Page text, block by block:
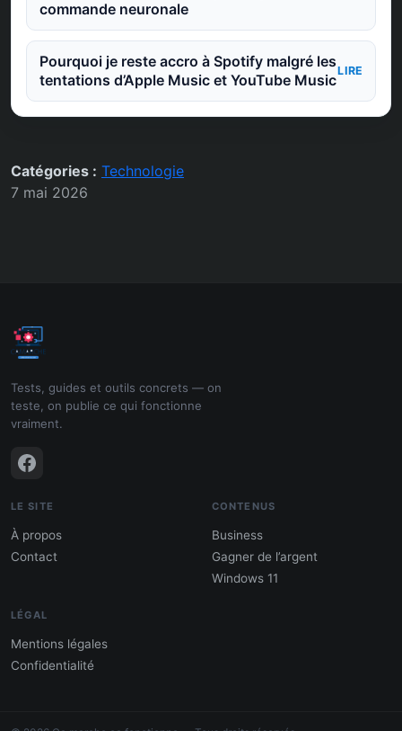
commande neuronale
Pourquoi je reste accro à Spotify malgré les
tentations d’Apple Music et YouTube Music
LIRE
Catégories : Technologie
7 mai 2026
Tests, guides et outils concrets — on
teste, on publie ce qui fonctionne
vraiment.
LE SITE
À propos
Contact
CONTENUS
Business
Gagner de l’argent
Windows 11
LÉGAL
Mentions légales
Confidentialité
l'argent